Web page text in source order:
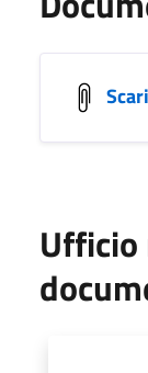
Ufficio